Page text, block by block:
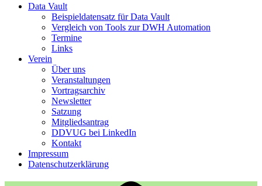
Data Vault
Beispieldatensatz für Data Vault
Vergleich von Tools zur DWH Automation
Termine
Links
Verein
Über uns
Veranstaltungen
Vortragsarchiv
Newsletter
Satzung
Mitgliedsantrag
DDVUG bei LinkedIn
Kontakt
Impressum
Datenschutzerklärung